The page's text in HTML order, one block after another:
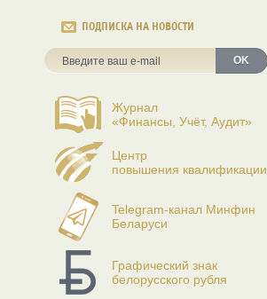
ПОДПИСКА НА НОВОСТИ
OK
Журнал
«Финансы, Учёт, Аудит»
Центр
повышения квалификации
Telegram-канал Минфин
Беларуси
Графический знак
белорусского рубля